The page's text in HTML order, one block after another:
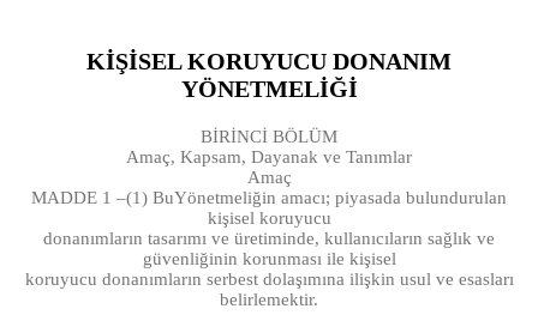
KİŞİSEL KORUYUCU DONANIM
YÖNETMELİĞİ
BİRİNCİ BÖLÜM
Amaç, Kapsam, Dayanak ve Tanımlar
Amaç
MADDE 1 –(1) BuYönetmeliğin amacı; piyasada bulundurulan
kişisel koruyucu
donanımların tasarımı ve üretiminde, kullanıcıların sağlık ve
güvenliğinin korunması ile kişisel
koruyucu donanımların serbest dolaşımına ilişkin usul ve esasları
belirlemektir.